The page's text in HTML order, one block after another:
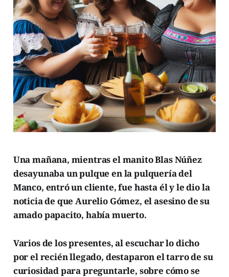
Una mañana, mientras el manito Blas Núñez
desayunaba un pulque en la pulquería del
Manco, entró un cliente, fue hasta él y le dio la
noticia de que Aurelio Gómez, el asesino de su
amado papacito, había muerto.
Varios de los presentes, al escuchar lo dicho
por el recién llegado, destaparon el tarro de su
curiosidad para preguntarle, sobre cómo se